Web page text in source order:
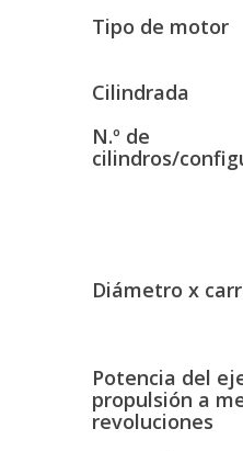
Tipo de motor
Cilindrada
N.º de
cilindros/
Diámetro x
Potencia del
propulsión a
revoluciones